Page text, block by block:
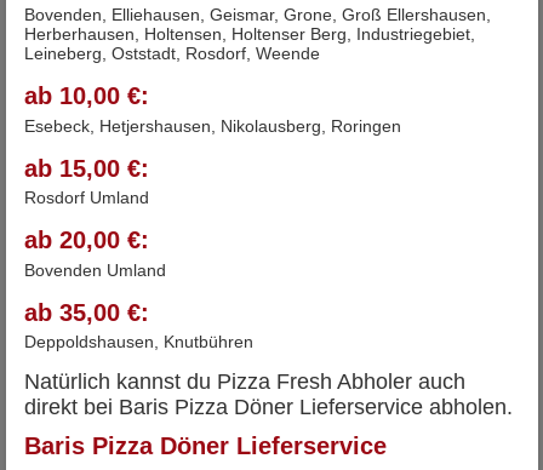
Bovenden, Elliehausen, Geismar, Grone, Groß Ellershausen,
Herberhausen, Holtensen, Holtenser Berg, Industriegebiet,
Leineberg, Oststadt, Rosdorf, Weende
ab 10,00 €:
Esebeck, Hetjershausen, Nikolausberg, Roringen
ab 15,00 €:
Rosdorf Umland
ab 20,00 €:
Bovenden Umland
ab 35,00 €:
Deppoldshausen, Knutbühren
Natürlich kannst du Pizza Fresh Abholer auch
direkt bei Baris Pizza Döner Lieferservice abholen.
Baris Pizza Döner Lieferservice